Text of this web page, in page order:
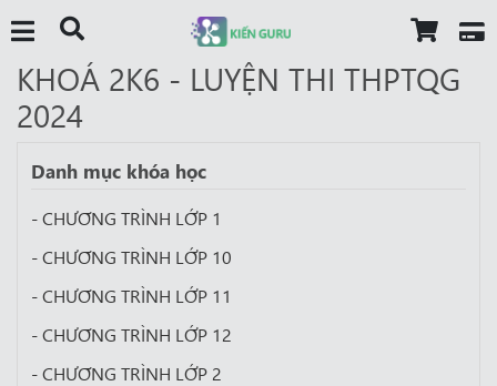
KHOÁ 2K6 - LUYỆN THI THPTQG
2024
Danh mục khóa học
- CHƯƠNG TRÌNH LỚP 1
- CHƯƠNG TRÌNH LỚP 10
- CHƯƠNG TRÌNH LỚP 11
- CHƯƠNG TRÌNH LỚP 12
- CHƯƠNG TRÌNH LỚP 2